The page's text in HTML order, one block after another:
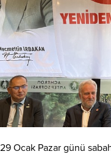
29 Ocak Pazar günü